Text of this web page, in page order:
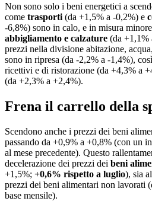
Non sono solo i beni energetici a
come trasporti (da +1,5% a -0,2%) e
-6,8%) sono in calo, e in misura
abbigliamento e calzature (da +1,1%
prezzi nella divisione abitazione,
sono in ripresa (da -2,2% a -1,4%),
ricettivi e di ristorazione (da +4,3% a
(da +2,3% a +2,4%).
Frena il carrello della
Scendono anche i prezzi dei beni
passando da +0,9% a +0,8% (con un
al mese precedente). Questo
decelerazione dei prezzi dei beni
+1,5%; +0,6% rispetto a luglio), sia
prezzi dei beni alimentari non lavorati
base mensile).